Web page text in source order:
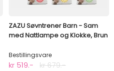
ZAZU Søvntrener Barn - Sam
med Nattlampe og Klokke, Brun
Bestillingsvare
kr 519.- kr 679.-